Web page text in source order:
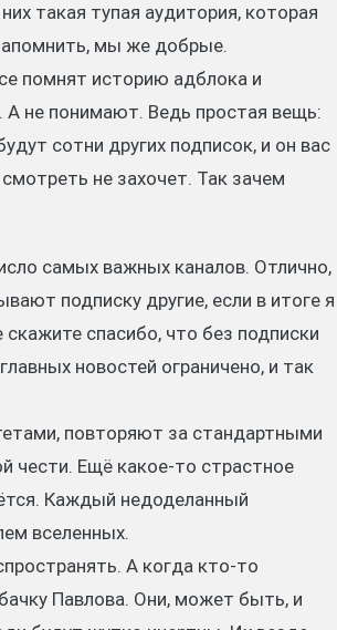
такая тупая аудитория, которая
мы же добрые.
помнят историю адблока и
А не понимают. Ведь простая вещь:
сотни других подписок, и он вас
не захочет. Так зачем
самых важных каналов. Отлично,
подписку другие, если в итоге я
спасибо, что без подписки
новостей ограничено, и так
повторяют за стандартными
чести. Ещё какое-то страстное
Каждый недоделанный
вселенных.
А когда кто-то
Павлова. Они, может быть, и